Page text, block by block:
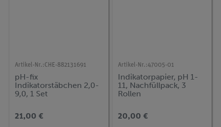
Artikel-Nr.:CHE-882131691
pH-fix
Indikatorstäbchen 2,0-
9,0, 1 Set
21,00 €
Artikel-Nr.:47005-01
Indikatorpapier, pH 1-
11, Nachfüllpack, 3
Rollen
20,00 €